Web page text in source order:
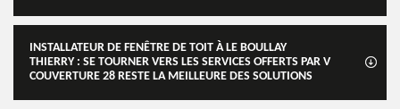
INSTALLATEUR DE FENÊTRE DE TOIT À LE BOULLAY
THIERRY : SE TOURNER VERS LES SERVICES OFFERTS PAR V
COUVERTURE 28 RESTE LA MEILLEURE DES SOLUTIONS